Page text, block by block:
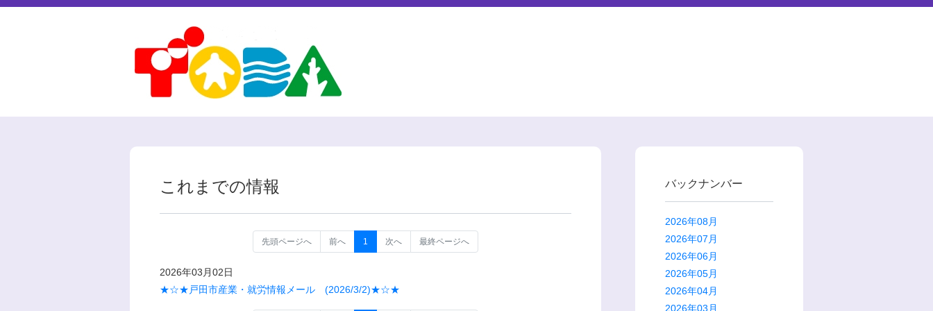
これまでの情報
先頭ページへ 前へ 1 次へ 最終ページへ
2026年03月02日
★☆★戸田市産業・就労情報メール (2026/3/2)★☆★
バックナンバー
2026年08月
2026年07月
2026年06月
2026年05月
2026年04月
2026年03月